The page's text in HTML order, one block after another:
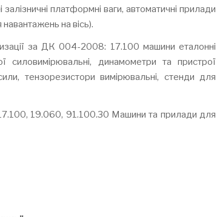
платформні ваги, автоматичні прилади
на вісь).
за ДК 004-2008: 17.100 машини еталонні
силовимірювальні, динамометри та пристрої
тензорезистори вимірювальні, стенди для
19.060, 91.100.30 Машини та прилади для